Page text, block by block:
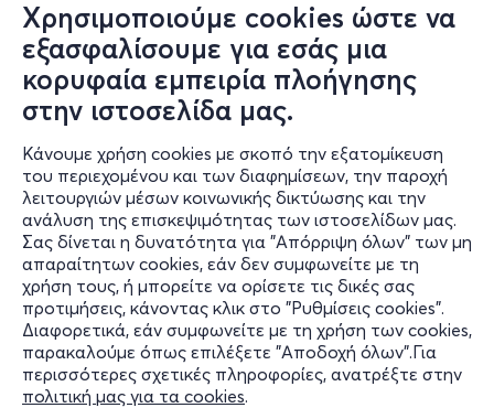
Χρησιμοποιούμε cookies ώστε να
εξασφαλίσουμε για εσάς μια
κορυφαία εμπειρία πλοήγησης
στην ιστοσελίδα μας.
Κάνουμε χρήση cookies με σκοπό την εξατομίκευση
του περιεχομένου και των διαφημίσεων, την παροχή
λειτουργιών μέσων κοινωνικής δικτύωσης και την
ανάλυση της επισκεψιμότητας των ιστοσελίδων μας.
Σας δίνεται η δυνατότητα για "Απόρριψη όλων" των μη
απαραίτητων cookies, εάν δεν συμφωνείτε με τη
χρήση τους, ή μπορείτε να ορίσετε τις δικές σας
προτιμήσεις, κάνοντας κλικ στο "Ρυθμίσεις cookies".
Διαφορετικά, εάν συμφωνείτε με τη χρήση των cookies,
παρακαλούμε όπως επιλέξετε "Αποδοχή όλων".Για
περισσότερες σχετικές πληροφορίες, ανατρέξτε στην
πολιτική μας για τα cookies.
Κυρ, 1/11
19:00
Να σου πω μια ιστορία του Χόρχε Μπουκάι
Μαυρομιχάλη 134
Studio Μαυρομιχάλη - Αθήνα, Αττική
από 10€
Εισιτήρια